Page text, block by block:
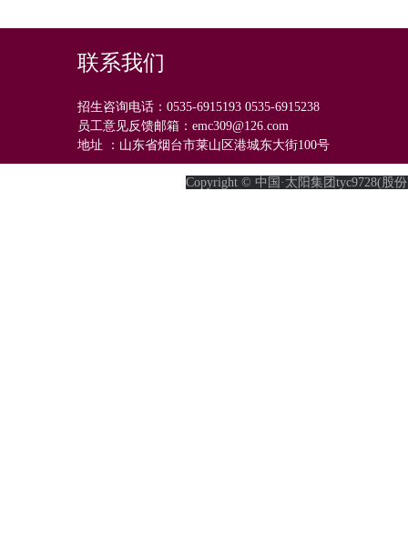
联系我们
招生咨询电话：0535-6915193 0535-6915238
员工意见反馈邮箱：emc309@126.com
地址 ：山东省烟台市莱山区港城东大街100号
Copyright © 中国·太阳集团tyc9728(